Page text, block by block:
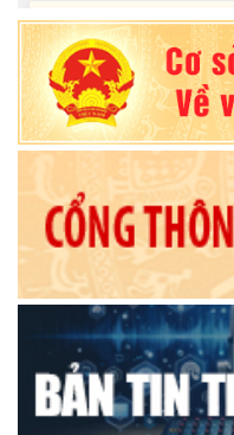
Nghị quyết Về chất vấn tại
Đắk Lắk khóa XI, nhiệm kỳ
Nghị quyết Xác nhận kết
Đắk Lắk khoá XI, nhiệm kỳ
Tiểu phẩm audio spot Tiếng
Tiểu phẩm audio spot Tiếng
Tiểu phẩm audio spot Tiếng